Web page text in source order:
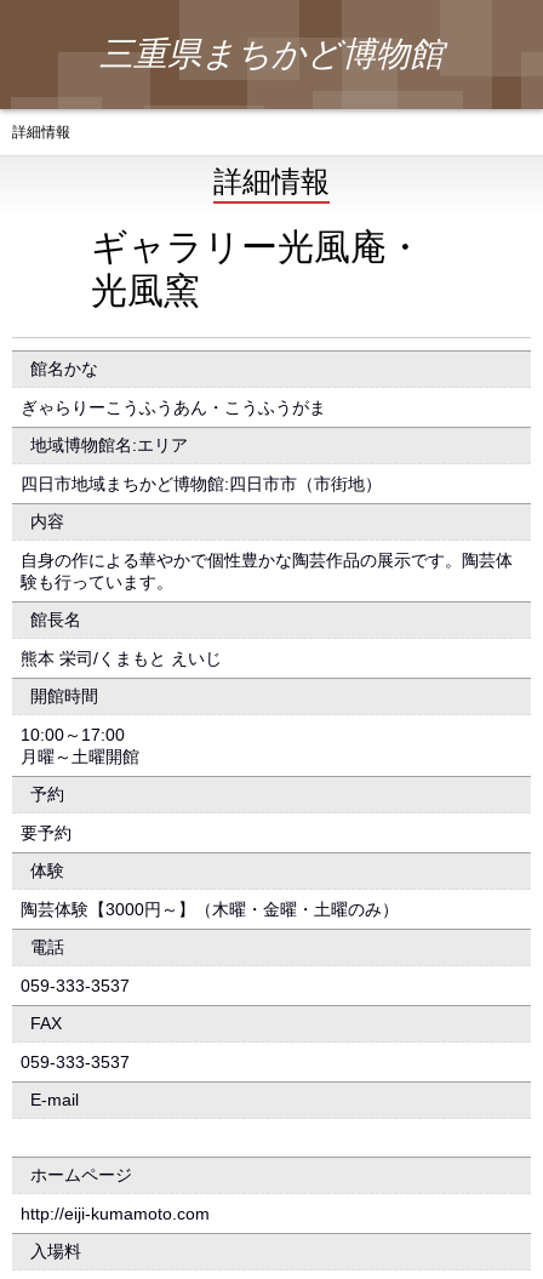
三重県まちかど博物館
詳細情報
詳細情報
ギャラリー光風庵・
光風窯
館名かな
ぎゃらりーこうふうあん・こうふうがま
地域博物館名:エリア
四日市地域まちかど博物館:四日市市（市街地）
内容
自身の作による華やかで個性豊かな陶芸作品の展示です。陶芸体
験も行っています。
館長名
熊本 栄司/くまもと えいじ
開館時間
10:00～17:00
月曜～土曜開館
予約
要予約
体験
陶芸体験【3000円～】（木曜・金曜・土曜のみ）
電話
059-333-3537
FAX
059-333-3537
E-mail
ホームページ
http://eiji-kumamoto.com
入場料